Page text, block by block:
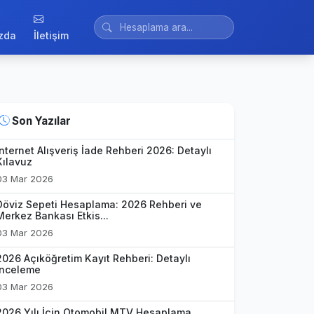
İletişim
Son Yazılar
Alışveriş İade Rehberi 2026: Detaylı
Mar 2026
Sepeti Hesaplama: 2026 Rehberi ve
Bankası Etkis...
Mar 2026
Açıköğretim Kayıt Rehberi: Detaylı
Mar 2026